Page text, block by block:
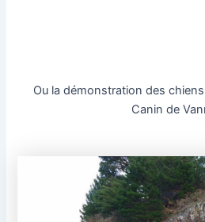
Ou la démonstration des
Canin de